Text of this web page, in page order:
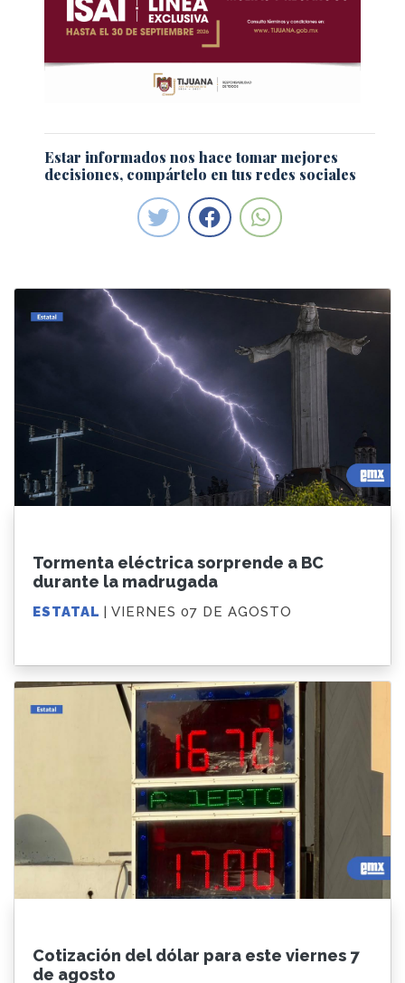
Tormenta eléctrica sorprende a BC
durante la madrugada
ESTATAL | VIERNES 07 DE AGOSTO
Cotización del dólar para este viernes 7
de agosto
Estar informados nos hace tomar mejores
decisiones, compártelo en tus redes sociales